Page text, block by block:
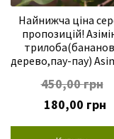
Найнижча ціна
пропозицій!
дерево,пау-пау)
450,00грн
Оригінальна
180,00 грн